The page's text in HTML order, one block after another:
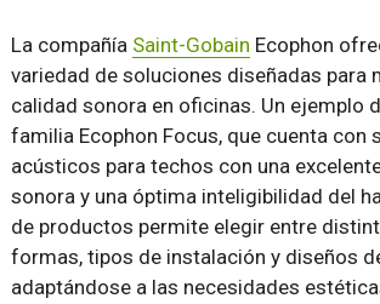
La compañía Saint-Gobain Ecophon
variedad de soluciones diseñadas para
calidad sonora en oficinas. Un ejemplo
familia Ecophon Focus, que cuenta con
acústicos para techos con una
sonora y una óptima inteligibilidad del
de productos permite elegir entre
formas, tipos de instalación y diseños
adaptándose a las necesidades